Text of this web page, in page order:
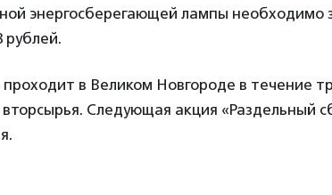
энергосберегающей лампы необходимо
рублей.
в Великом Новгороде в течение
Следующая акция «Раздельный